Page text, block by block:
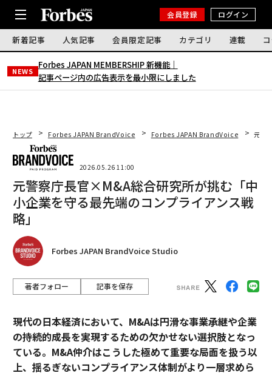
会員登録 ログイン
新着記事 人気記事 会員限定記事 カテゴリ 連載
NEWS
Forbes JAPAN MEMBERSHIP 新機能｜
記事ページ内の広告表示を最小限にしました
トップ Forbes JAPAN BrandVoice Forbes JAPAN BrandVoice 元警
2026.05.26 11:00
元警察庁長官×M&A総合研究所が挑む「中
小企業を守る最先端のコンプライアンス戦
略」
Forbes JAPAN BrandVoice Studio
著者フォロー 記事を保存
現代の日本経済において、M&Aは円滑な事業承継や企業
の持続的成長を実現するための欠かせない選択肢となっ
ている。M&A仲介はこうした極めて重要な局面を扱う以
上、揺るぎないコンプライアンス体制がより一層求めら